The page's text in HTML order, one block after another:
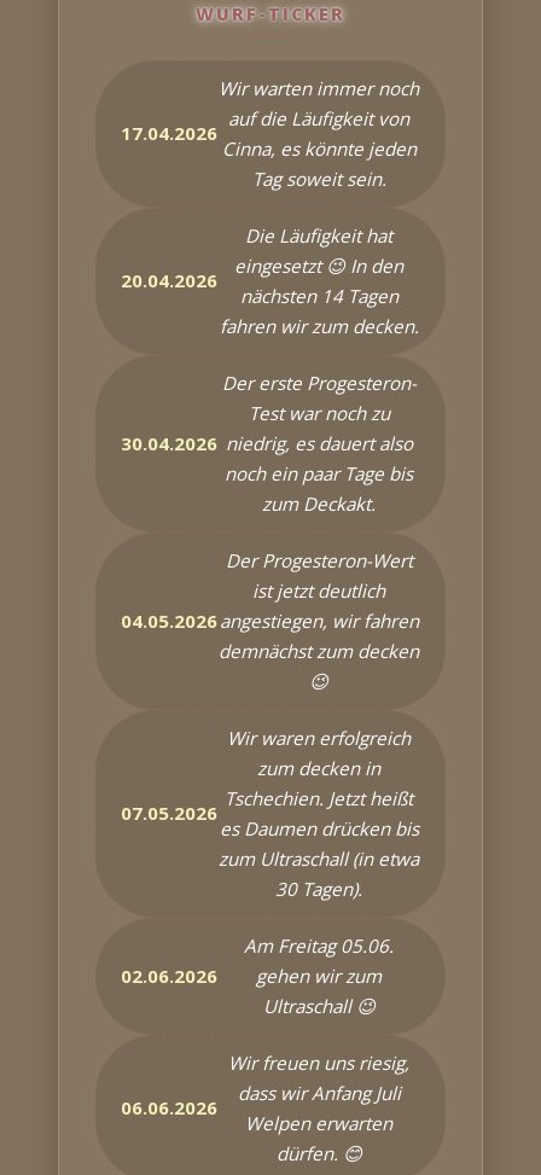
WURF-TICKER
17.04.2026
Wir warten immer noch
auf die Läufigkeit von
Cinna, es könnte jeden
Tag soweit sein.
20.04.2026
Die Läufigkeit hat
eingesetzt 😉 In den
nächsten 14 Tagen
fahren wir zum decken.
30.04.2026
Der erste Progesteron-
Test war noch zu
niedrig, es dauert also
noch ein paar Tage bis
zum Deckakt.
04.05.2026
Der Progesteron-Wert
ist jetzt deutlich
angestiegen, wir fahren
demnächst zum decken
😉
07.05.2026
Wir waren erfolgreich
zum decken in
Tschechien. Jetzt heißt
es Daumen drücken bis
zum Ultraschall (in etwa
30 Tagen).
02.06.2026
Am Freitag 05.06.
gehen wir zum
Ultraschall 😉
06.06.2026
Wir freuen uns riesig,
dass wir Anfang Juli
Welpen erwarten
dürfen. 😊